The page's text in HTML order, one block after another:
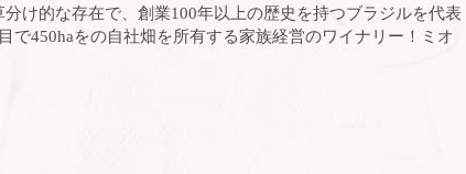
け的な存在で、創業100年以上の歴史を持つブラジルを代表
で450haをの自社畑を所有する家族経営のワイナリー！ミオ